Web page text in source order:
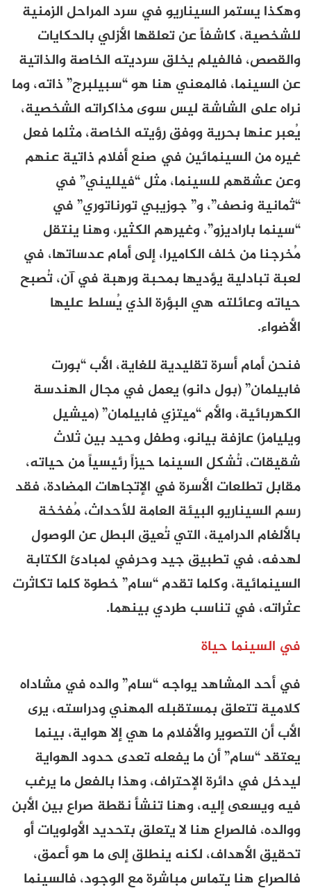
وهكذا يستمر السيناريو في سرد المراحل الزمنية
للشخصية، كاشفاً عن تعلقها الأزلي بالحكايات
والقصص، فالفيلم يخلق سرديته الخاصة والذاتية
عن السينما، فالمعني هنا هو “سبيلبرج” ذاته، وما
نراه على الشاشة ليس سوى مذاكراته الشخصية،
يُعبر عنها بحرية ووفق رؤيته الخاصة، مثلما فعل
غيره من السينمائين في صنع أفلام ذاتية عنهم
وعن عشقهم للسينما، مثل “فيلليني” في
“ثمانية ونصف”، و”جوزيبي تورناتوري” في
“سينما باراديزو”، وغيرهم الكثير، وهنا ينتقل
مُخرجنا من خلف الكاميرا، إلى أمام عدساتها، في
لعبة تبادلية يؤديها بمحبة ورهبة في آن، تُصبح
حياته وعائلته هي البؤرة الذي يُسلط عليها
الأضواء.
فنحن أمام أسرة تقليدية للغاية، الأب “بورت
فابيلمان” (بول دانو) يعمل في مجال الهندسة
الكهربائية، والأم “ميتزي فابيلمان” (ميشيل
ويليامز) عازفة بيانو، وطفل وحيد بين ثلاث
شقيقات، تُشكل السينما حيزاً رئيسياً من حياته،
مقابل تطلعات الأسرة في الإتجاهات المضادة، فقد
رسم السيناريو البيئة العامة للأحداث، مُفخخة
بالألغام الدرامية، التي تُعيق البطل عن الوصول
لهدفه، في تطبيق جيد وحرفي لمبادئ الكتابة
السينمائية، وكلما تقدم “سام” خطوة كلما تكاثرت
عثراته، في تناسب طردي بينهما.
في السينما حياة
في أحد المشاهد يواجه “سام” والده في مشاداه
كلامية تتعلق بمستقبله المهني ودراسته، يرى
الأب أن التصوير والأفلام ما هي إلا هواية، بينما
يعتقد “سام” أن ما يفعله تعدى حدود الهواية
ليدخل في دائرة الإحتراف، وهذا بالفعل ما يرغب
فيه ويسعى إليه، وهنا تنشأ نقطة صراع بين الأبن
ووالده، فالصراع هنا لا يتعلق بتحديد الأولويات أو
تحقيق الأهداف، لكنه ينطلق إلى ما هو أعمق،
فالصراع هنا يتماس مباشرة مع الوجود، فالسينما